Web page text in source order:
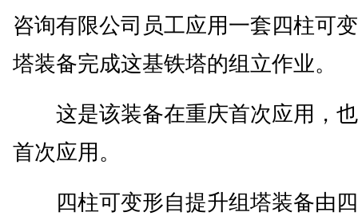
咨询有限公司员工应用一套四柱可
塔装备完成这基铁塔的组立作业。
这是该装备在重庆首次应用，也
首次应用。
四柱可变形自提升组塔装备由四